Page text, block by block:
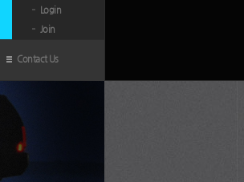
Login
Join
Contact Us